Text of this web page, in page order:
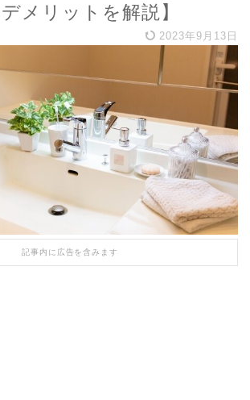
メリットを解説】
2023年9月13日
記事内に広告を含みます